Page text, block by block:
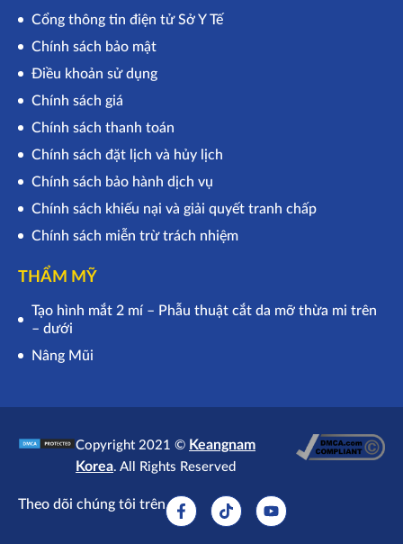
Cổng thông tin điện tử Sở Y Tế
Chính sách bảo mật
Điều khoản sử dụng
Chính sách giá
Chính sách thanh toán
Chính sách đặt lịch và hủy lịch
Chính sách bảo hành dịch vụ
Chính sách khiếu nại và giải quyết tranh chấp
Chính sách miễn trừ trách nhiệm
THẨM MỸ
Tạo hình mắt 2 mí – Phẫu thuật cắt da mỡ thừa mi trên
– dưới
Nâng Mũi
Copyright 2021 © Keangnam
Korea. All Rights Reserved
Theo dõi chúng tôi trên